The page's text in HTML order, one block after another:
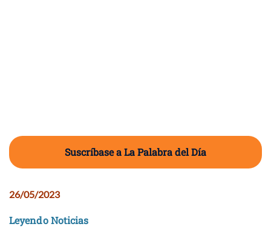
Suscríbase a La Palabra del Día
26/05/2023
Leyendo Noticias